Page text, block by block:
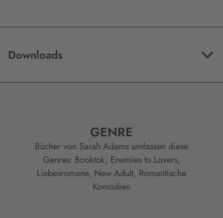
Downloads
GENRE
Bücher von Sarah Adams umfassen diese
Genres: Booktok, Enemies to Lovers,
Liebesromane, New Adult, Romantische
Komödien